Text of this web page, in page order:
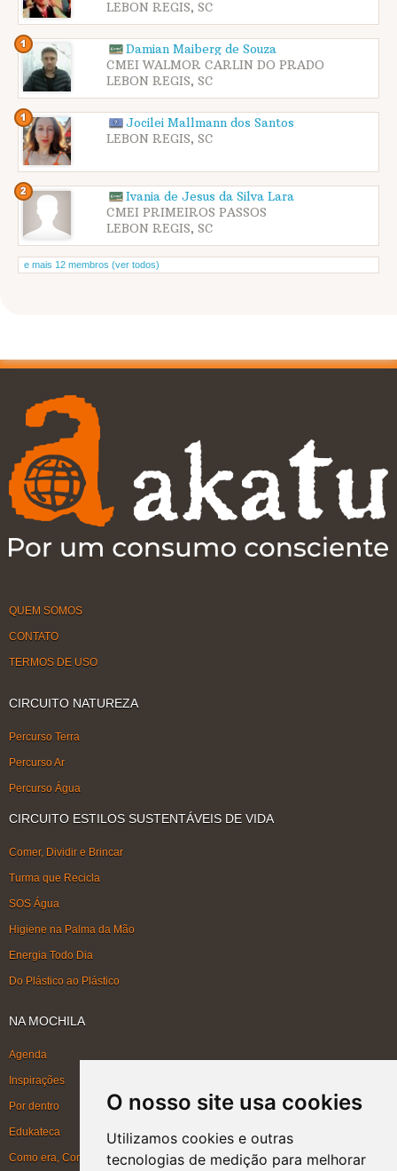
O nosso site usa cookies
Utilizamos cookies e outras
tecnologias de medição para melhorar
LEBON REGIS, SC
Damian Maiberg de Souza
CMEI WALMOR CARLIN DO PRADO
LEBON REGIS, SC
Jocilei Mallmann dos Santos
LEBON REGIS, SC
Ivania de Jesus da Silva Lara
CMEI PRIMEIROS PASSOS
LEBON REGIS, SC
e mais 12 membros (ver todos)
QUEM SOMOS
CONTATO
TERMOS DE USO
CIRCUITO NATUREZA
Percurso Terra
Percurso Ar
Percurso Água
CIRCUITO ESTILOS SUSTENTÁVEIS DE VIDA
Comer, Dividir e Brincar
Turma que Recicla
SOS Água
Higiene na Palma da Mão
Energia Todo Dia
Do Plástico ao Plástico
NA MOCHILA
Agenda
Inspirações
Por dentro
Edukateca
Como era, Como ficou, Como será